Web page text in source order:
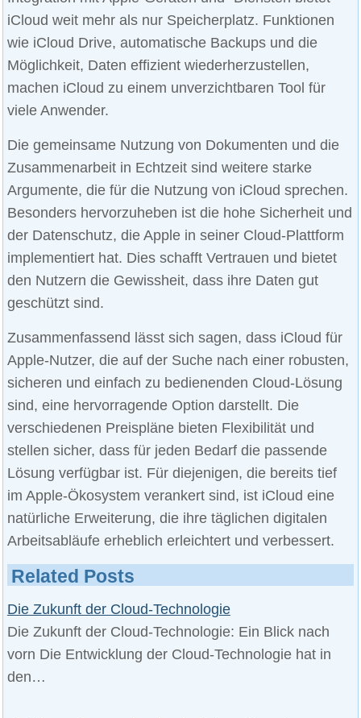
iCloud weit mehr als nur Speicherplatz. Funktionen
wie iCloud Drive, automatische Backups und die
Möglichkeit, Daten effizient wiederherzustellen,
machen iCloud zu einem unverzichtbaren Tool für
viele Anwender.
Die gemeinsame Nutzung von Dokumenten und die
Zusammenarbeit in Echtzeit sind weitere starke
Argumente, die für die Nutzung von iCloud sprechen.
Besonders hervorzuheben ist die hohe Sicherheit und
der Datenschutz, die Apple in seiner Cloud-Plattform
implementiert hat. Dies schafft Vertrauen und bietet
den Nutzern die Gewissheit, dass ihre Daten gut
geschützt sind.
Zusammenfassend lässt sich sagen, dass iCloud für
Apple-Nutzer, die auf der Suche nach einer robusten,
sicheren und einfach zu bedienenden Cloud-Lösung
sind, eine hervorragende Option darstellt. Die
verschiedenen Preispläne bieten Flexibilität und
stellen sicher, dass für jeden Bedarf die passende
Lösung verfügbar ist. Für diejenigen, die bereits tief
im Apple-Ökosystem verankert sind, ist iCloud eine
natürliche Erweiterung, die ihre täglichen digitalen
Arbeitsabläufe erheblich erleichtert und verbessert.
Related Posts
Die Zukunft der Cloud-Technologie
Die Zukunft der Cloud-Technologie: Ein Blick nach
vorn Die Entwicklung der Cloud-Technologie hat in
den…